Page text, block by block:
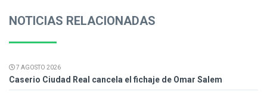
NOTICIAS RELACIONADAS
7 AGOSTO 2026
Caserio Ciudad Real cancela el fichaje de Omar Salem